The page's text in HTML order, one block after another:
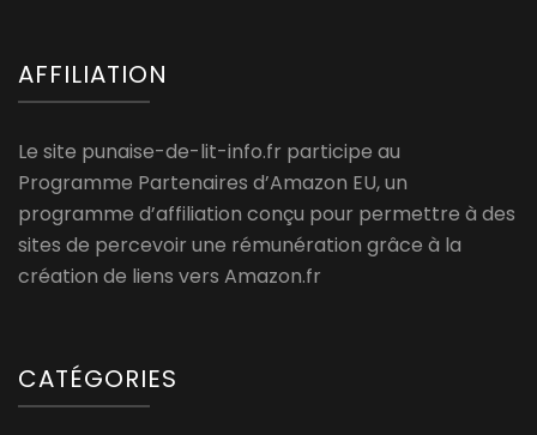
AFFILIATION
Le site punaise-de-lit-info.fr participe au
Programme Partenaires d’Amazon EU, un
programme d’affiliation conçu pour permettre à des
sites de percevoir une rémunération grâce à la
création de liens vers Amazon.fr
CATÉGORIES